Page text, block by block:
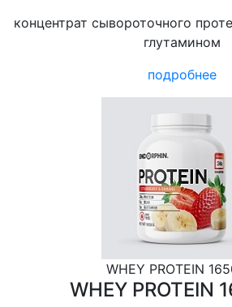
концентрат сывороточного
глутамином
подробнее
WHEY PROTEIN
WHEY PROTEIN